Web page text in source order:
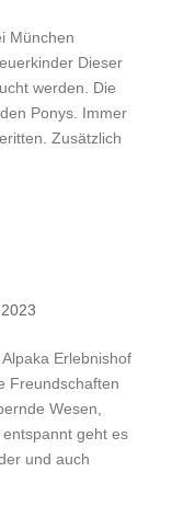
München
Dieser
werden. Die
Ponys. Immer
Zusätzlich
Erlebnishof
Freundschaften
Wesen,
geht es
und auch